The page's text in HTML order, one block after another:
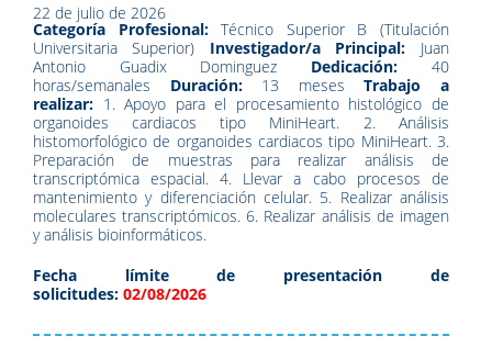
22 de julio de 2026
Categoría Profesional:Técnico Superior B (Titulación
Universitaria Superior) Investigador/a Principal: Juan
Antonio Guadix Dominguez Dedicación: 40
horas/semanales Duración: 13 mesesTrabajo a
realizar: 1. Apoyo para el procesamiento histológico de
organoides cardiacos tipo MiniHeart. 2. Análisis
histomorfológico de organoides cardiacos tipo MiniHeart. 3.
Preparación de muestras para realizar análisis de
transcriptómica espacial. 4. Llevar a cabo procesos de
mantenimiento y diferenciación celular. 5. Realizar análisis
moleculares transcriptómicos. 6. Realizar análisis de imagen
y análisis bioinformáticos.
Fecha límite de presentación de
solicitudes: 02/08/2026